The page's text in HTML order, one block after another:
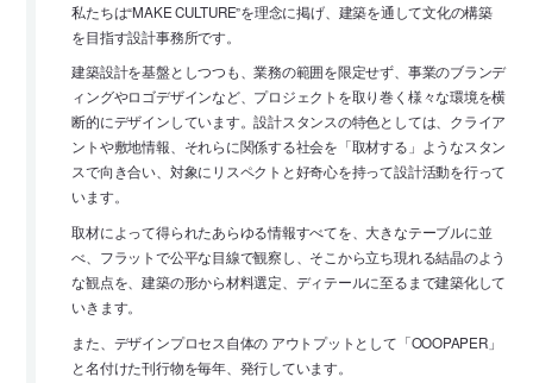
私たちは“MAKE CULTURE”を理念に掲げ、建築を通して文化の構築
を目指す設計事務所です。
建築設計を基盤としつつも、業務の範囲を限定せず、事業のブランデ
ィングやロゴデザインなど、プロジェクトを取り巻く様々な環境を横
断的にデザインしています。設計スタンスの特色としては、クライア
ントや敷地情報、それらに関係する社会を「取材する」ようなスタン
スで向き合い、対象にリスペクトと好奇心を持って設計活動を行って
います。
取材によって得られたあらゆる情報すべてを、大きなテーブルに並
べ、フラットで公平な目線で観察し、そこから立ち現れる結晶のよう
な観点を、建築の形から材料選定、ディテールに至るまで建築化して
いきます。
また、デザインプロセス自体の アウトプットとして「OOOPAPER」
と名付けた刊行物を毎年、発行しています。